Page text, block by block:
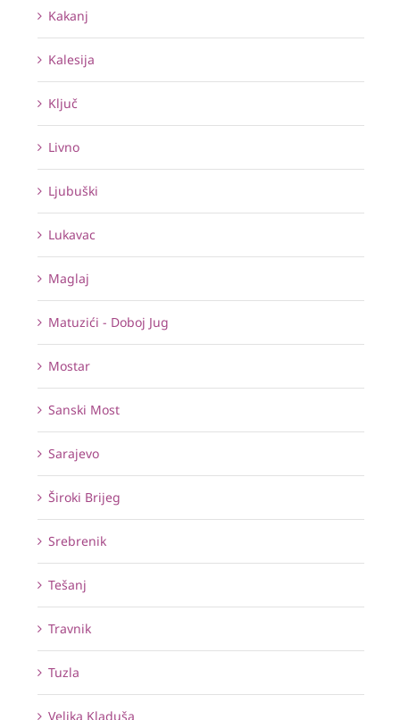
Kakanj
Kalesija
Ključ
Livno
Ljubuški
Lukavac
Maglaj
Matuzići - Doboj Jug
Mostar
Sanski Most
Sarajevo
Široki Brijeg
Srebrenik
Tešanj
Travnik
Tuzla
Velika Kladuša